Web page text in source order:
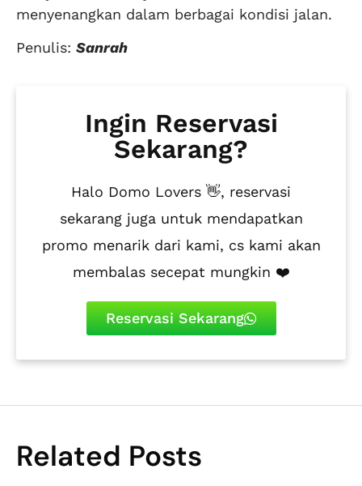
menyenangkan dalam berbagai kondisi jalan.
Penulis: Sanrah
Ingin Reservasi
Sekarang?
Halo Domo Lovers 👋, reservasi
sekarang juga untuk mendapatkan
promo menarik dari kami, cs kami akan
membalas secepat mungkin ❤️
Reservasi Sekarang
Related Posts